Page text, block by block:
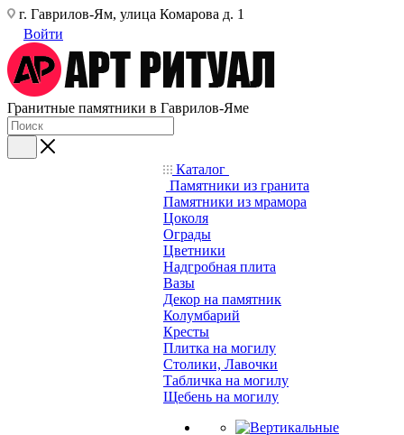
г. Гаврилов-Ям, улица Комарова д. 1
Войти
Гранитные памятники в Гаврилов-Яме
Каталог
Памятники из гранита
Памятники из мрамора
Цоколя
Ограды
Цветники
Надгробная плита
Вазы
Декор на памятник
Колумбарий
Кресты
Плитка на могилу
Столики, Лавочки
Табличка на могилу
Щебень на могилу